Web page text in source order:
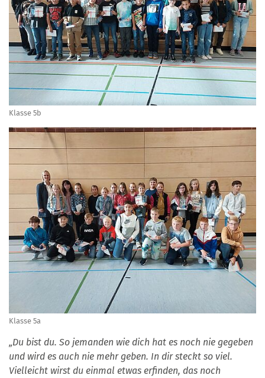
Klasse 5b
Klasse 5a
„Du bist du. So jemanden wie dich hat es noch nie gegeben
und wird es auch nie mehr geben. In dir steckt so viel.
Vielleicht wirst du einmal etwas erfinden, das noch